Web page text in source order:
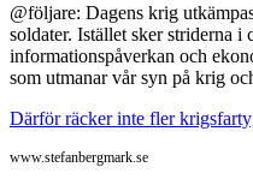
@följare: Dagens krig
soldater. Istället sker striderna i
informationspåverkan och
som utmanar vår syn på krig
Därför räcker inte fler
www.stefanbergmark.se